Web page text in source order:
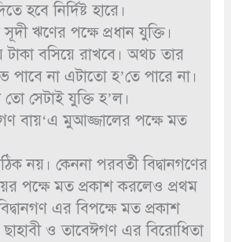
হবে নির্দিষ্ট হারে।
ঋণের পক্ষে প্রধান যুক্তি।
বসিয়ে রাখবে। অথচ তার
পাবে না এটাতো হ’তে পারে না।
সেটাই যুক্তি হ’ল।
বায়‘এ মুআজ্জালের পক্ষে মত
নয়। কেননা পরবর্তী বিদ্বানগণের
পক্ষে মত প্রকাশ করলেও প্রথম
এর বিপক্ষে মত প্রকাশ
ছাহাবী ও তাবেঈগণ এর বিরোধিতা